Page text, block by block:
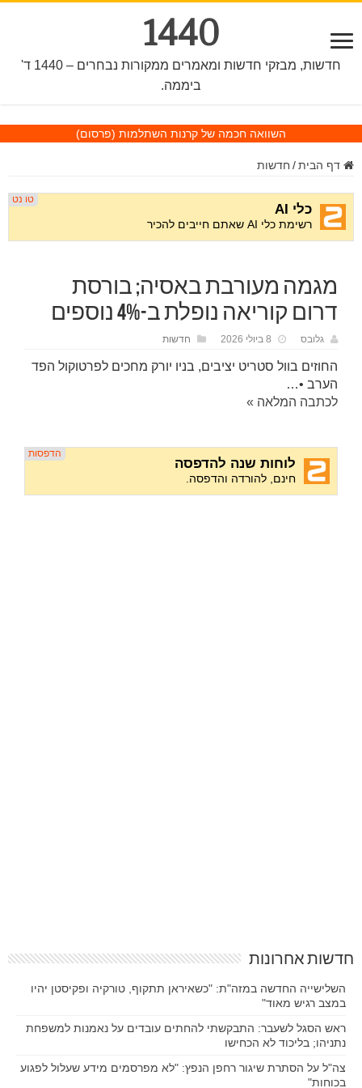
1440
חדשות, מבזקי חדשות ומאמרים ממקורות נבחרים – 1440 ד'
ביממה.
השוואה חכמה של קרנות השתלמות (פרסום)
דף הבית / חדשות
מגמה מעורבת באסיה; בורסת
דרום קוריאה נופלת ב-4% נוספים
גלובס 8 ביולי 2026 חדשות
החוזים בוול סטריט יציבים, בניו יורק מחכים לפרטוקול הפד
הערב •…
לכתבה המלאה »
חדשות אחרונות
השלישייה החדשה במזה"ת: "כשאיראן תתקוף, טורקיה ופקיסטן יהיו
במצב רגיש מאוד"
ראש הסגל לשעבר: התבקשתי להחתים עובדים על נאמנות למשפחת
נתניהו; בליכוד לא הכחישו
צה"ל על הסתרת שיגור רחפן הנפץ: "לא מפרסמים מידע שעלול לפגוע
בכוחות"